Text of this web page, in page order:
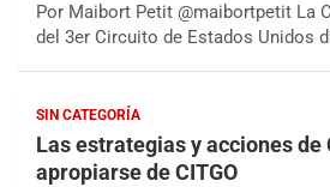
Por Maibort Petit @maibortpetit La
del 3er Circuito de Estados Unidos
SIN CATEGORÍA
Las estrategias y acciones
apropiarse de CITGO